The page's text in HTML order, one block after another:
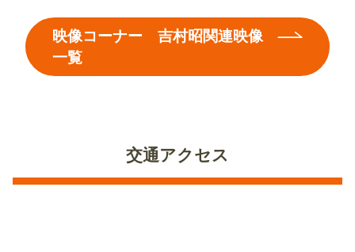
映像コーナー 吉村昭関連映像
一覧
交通アクセス